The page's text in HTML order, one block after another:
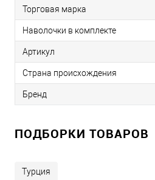
Торговая марка
Наволочки в комплекте
Артикул
Страна происхождения
Бренд
ПОДБОРКИ ТОВАРОВ
Турция